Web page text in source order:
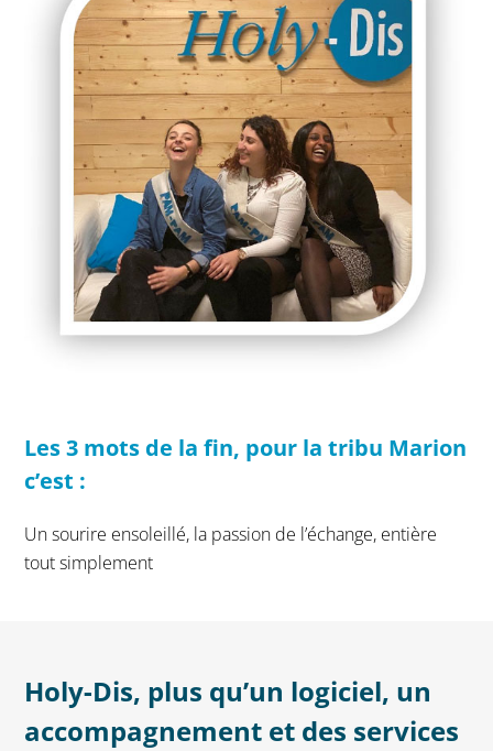
Les 3 mots de la fin, pour la tribu Marion
c’est :
Un sourire ensoleillé, la passion de l’échange, entière
tout simplement
Holy-Dis, plus qu’un logiciel, un
accompagnement et des services